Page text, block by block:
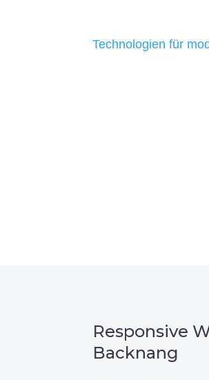
Technologien für
Responsive
Backnang